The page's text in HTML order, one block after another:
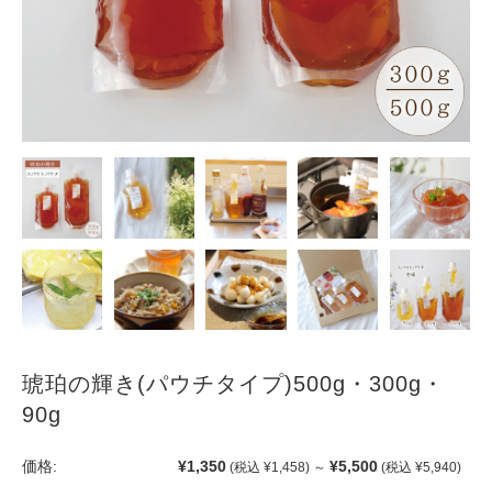
琥珀の輝き(パウチタイプ)500g・300g・
90g
価格: ¥1,350 (税込 ¥1,458) ～ ¥5,500 (税込 ¥5,940)